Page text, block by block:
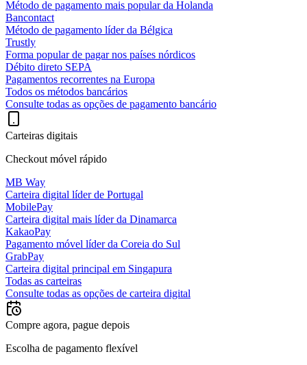
Método de pagamento mais popular da Holanda
Bancontact
Método de pagamento líder da Bélgica
Trustly
Forma popular de pagar nos países nórdicos
Débito direto SEPA
Pagamentos recorrentes na Europa
Todos os métodos bancários
Consulte todas as opções de pagamento bancário
Carteiras digitais
Checkout móvel rápido
MB Way
Carteira digital líder de Portugal
MobilePay
Carteira digital mais líder da Dinamarca
KakaoPay
Pagamento móvel líder da Coreia do Sul
GrabPay
Carteira digital principal em Singapura
Todas as carteiras
Consulte todas as opções de carteira digital
Compre agora, pague depois
Escolha de pagamento flexível